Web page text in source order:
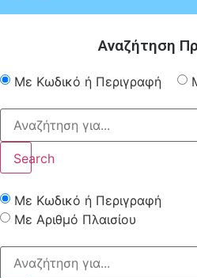
Αναζήτηση
Με Κωδικό ή Περιγραφή
Search
Με Κωδικό ή Περιγραφή
Με Αριθμό Πλαισίου